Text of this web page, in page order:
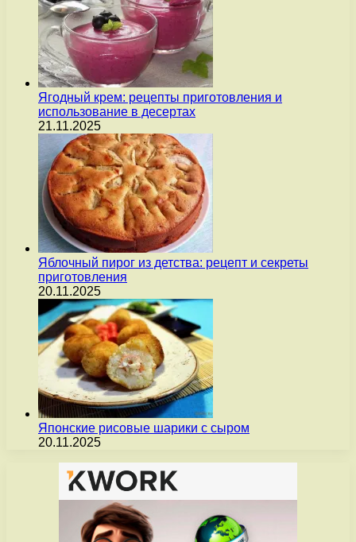
Ягодный крем: рецепты приготовления и
использование в десертах
21.11.2025
Яблочный пирог из детства: рецепт и секреты
приготовления
20.11.2025
Японские рисовые шарики с сыром
20.11.2025